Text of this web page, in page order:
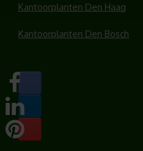
Kantoorplanten Den Haag
Kantoorplanten Den Bosch